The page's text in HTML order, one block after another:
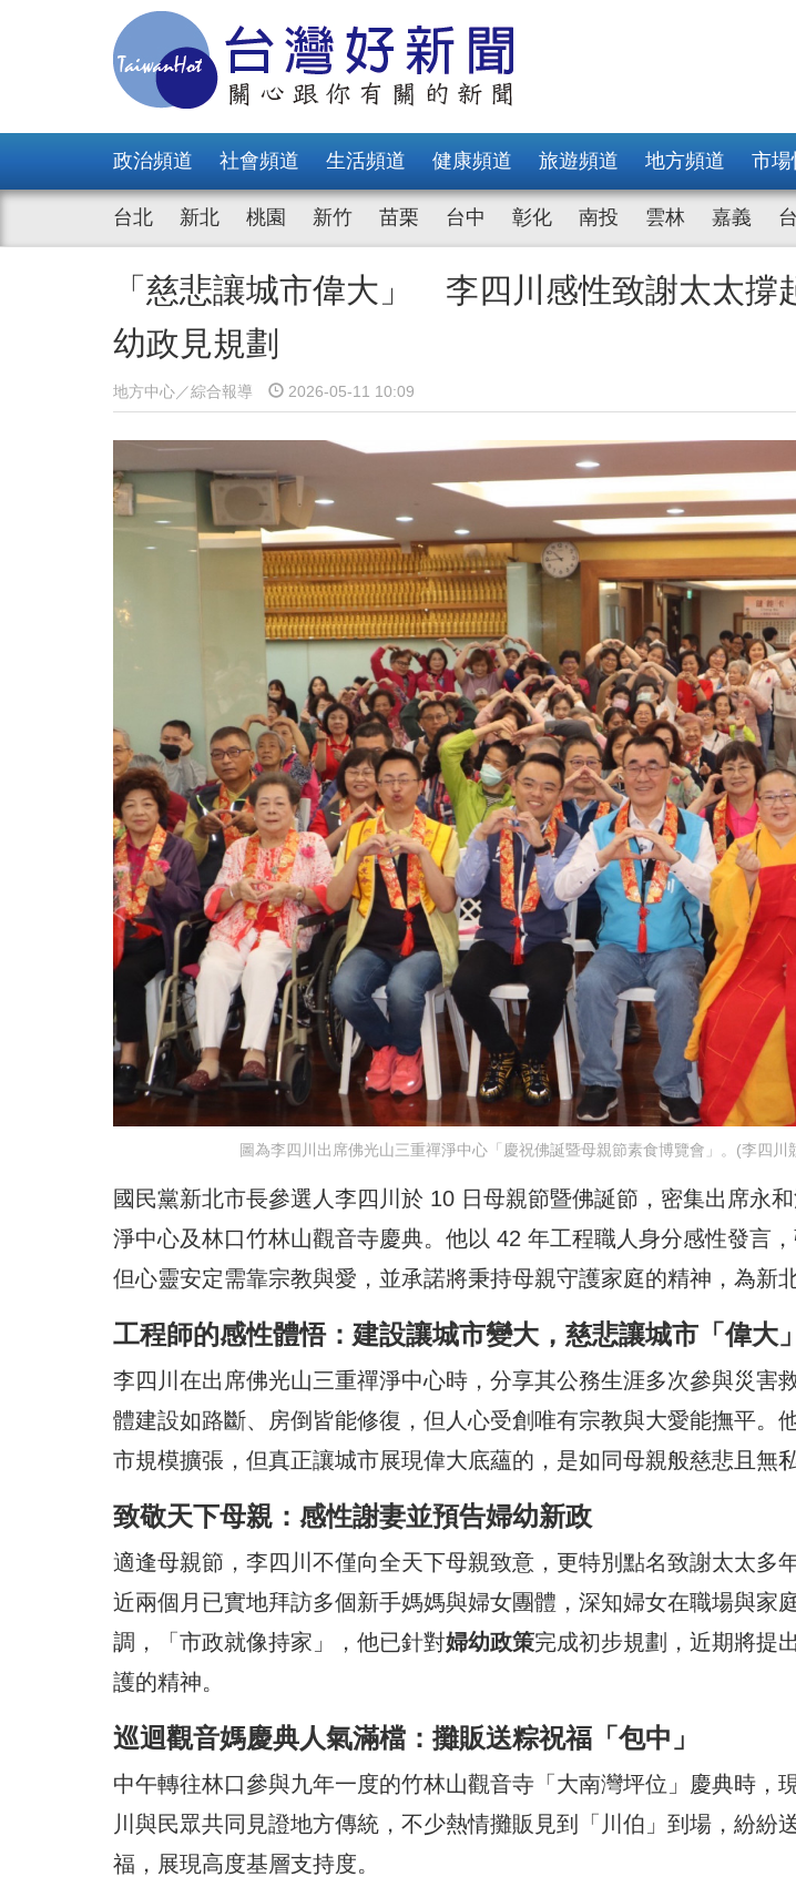
政治頻道 社會頻道 生活頻道 健康頻道 旅遊頻道 地方頻道 市場
台北 新北 桃園 新竹 苗栗 台中 彰化 南投 雲林 嘉義
「慈悲讓城市偉大」 李四川感性致謝太太撐
幼政見規劃
地方中心／綜合報導 2026-05-11 10:09
圖為李四川出席佛光山三重禪淨中心「慶祝佛誕暨母親節素食博覽會」。(李四川
國民黨新北市長參選人李四川於 10 日母親節暨佛誕節，密集出席永
淨中心及林口竹林山觀音寺慶典。他以 42 年工程職人身分感性發言
但心靈安定需靠宗教與愛，並承諾將秉持母親守護家庭的精神，為新
工程師的感性體悟：建設讓城市變大，慈悲讓城市「偉大」
李四川在出席佛光山三重禪淨中心時，分享其公務生涯多次參與災害
體建設如路斷、房倒皆能修復，但人心受創唯有宗教與大愛能撫平。
市規模擴張，但真正讓城市展現偉大底蘊的，是如同母親般慈悲且無私
致敬天下母親：感性謝妻並預告婦幼新政
適逢母親節，李四川不僅向全天下母親致意，更特別點名致謝太太多
近兩個月已實地拜訪多個新手媽媽與婦女團體，深知婦女在職場與家
調，「市政就像持家」，他已針對婦幼政策完成初步規劃，近期將提
護的精神。
巡迴觀音媽慶典人氣滿檔：攤販送粽祝福「包中」
中午轉往林口參與九年一度的竹林山觀音寺「大南灣坪位」慶典時，
川與民眾共同見證地方傳統，不少熱情攤販見到「川伯」到場，紛紛
福，展現高度基層支持度。